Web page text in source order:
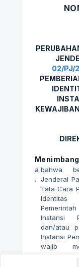
02/PJ/
Menimbang
a
.
bahwa
Jenderal
Tata Cara
Identitas
Instansi
dan/atau
Instansi
wajib
Pemerintah;